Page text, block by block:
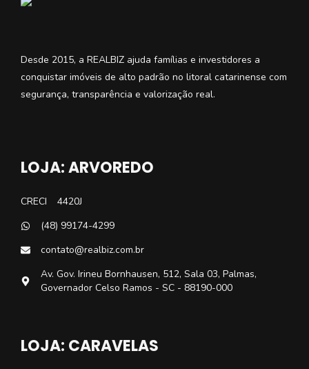
Desde 2015, a REALBIZ ajuda famílias e investidores a
conquistar imóveis de alto padrão no litoral catarinense com
segurança, transparência e valorização real.
LOJA: ARVOREDO
CRECI
4420J
(48) 99174-4299
contato@realbiz.com.br
Av. Gov. Irineu Bornhausen, 512, Sala 03, Palmas,
Governador Celso Ramos - SC - 88190-000
LOJA: CARAVELAS